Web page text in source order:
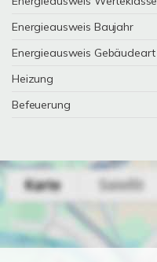
Energieausweis Baujahr
Energieausweis Gebäudeart
Heizung
Befeuerung